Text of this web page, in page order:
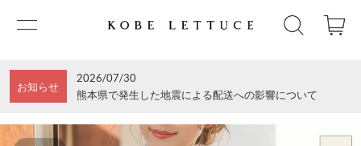
お知らせ
2026/07/30
熊本県で発生した地震による配送への影響について